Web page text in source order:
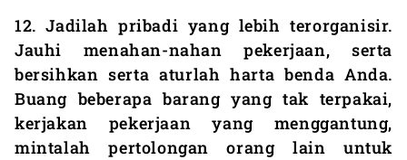
12. Jadilah pribadi yang lebih terorganisir.
Jauhi menahan-nahan pekerjaan, serta
bersihkan serta aturlah harta benda Anda.
Buang beberapa barang yang tak terpakai,
kerjakan pekerjaan yang menggantung,
mintalah pertolongan orang lain untuk